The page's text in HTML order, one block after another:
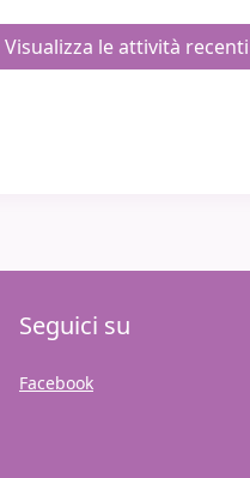
Seguici su
Facebook